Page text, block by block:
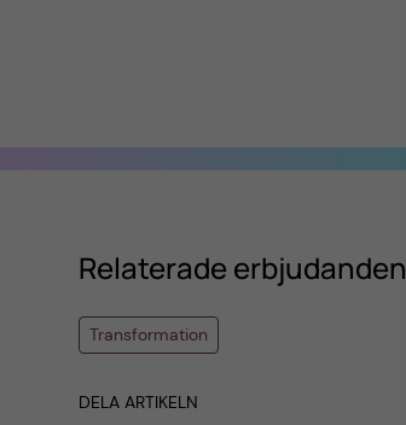
Relaterade erbjudanden
Transformation
DELA ARTIKELN